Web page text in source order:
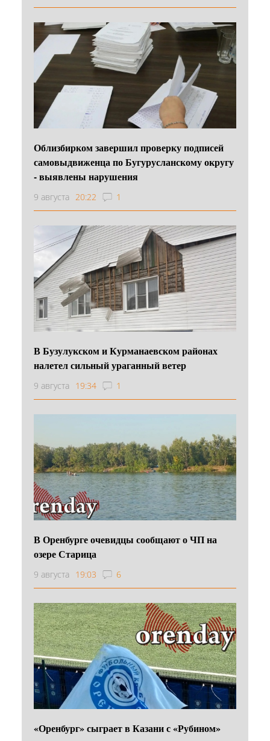
Облизбирком завершил проверку подписей
самовыдвиженца по Бугурусланскому округу
- выявлены нарушения
9 августа 20:22 1
В Бузулукском и Курманаевском районах
налетел сильный ураганный ветер
9 августа 19:34 1
В Оренбурге очевидцы сообщают о ЧП на
озере Старица
9 августа 19:03 6
«Оренбург» сыграет в Казани с «Рубином»